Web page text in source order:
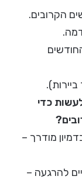
הקרובים.
כדי
מודרך –
להרגעה –